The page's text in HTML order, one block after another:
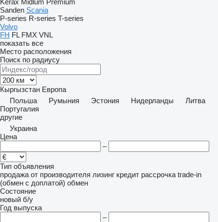
Kerax Midlum Premium
Sanden Scania
P-series R-series T-series
Volvo
FH FL FMX VNL
показать все
Место расположения
Поиск по радиусу
Кыргызстан Европа
Польша
Румыния Эстония Нидерланды
Литва
Португалия
другие
Украина
Цена
–
Тип объявления
продажа от производителя лизинг кредит рассрочка trade-in
(обмен с доплатой) обмен
Состояние
новый б/у
Год выпуска
–